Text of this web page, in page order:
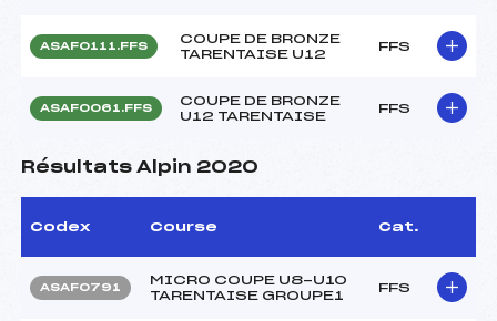
ASAF0111.FFS
COUPE DE BRONZE
TARENTAISE U12
FFS
ASAF0061.FFS
COUPE DE BRONZE
U12 TARENTAISE
FFS
Résultats Alpin 2020
Codex Course Cat.
ASAF0791
MICRO COUPE U8-U10
TARENTAISE GROUPE1
FFS